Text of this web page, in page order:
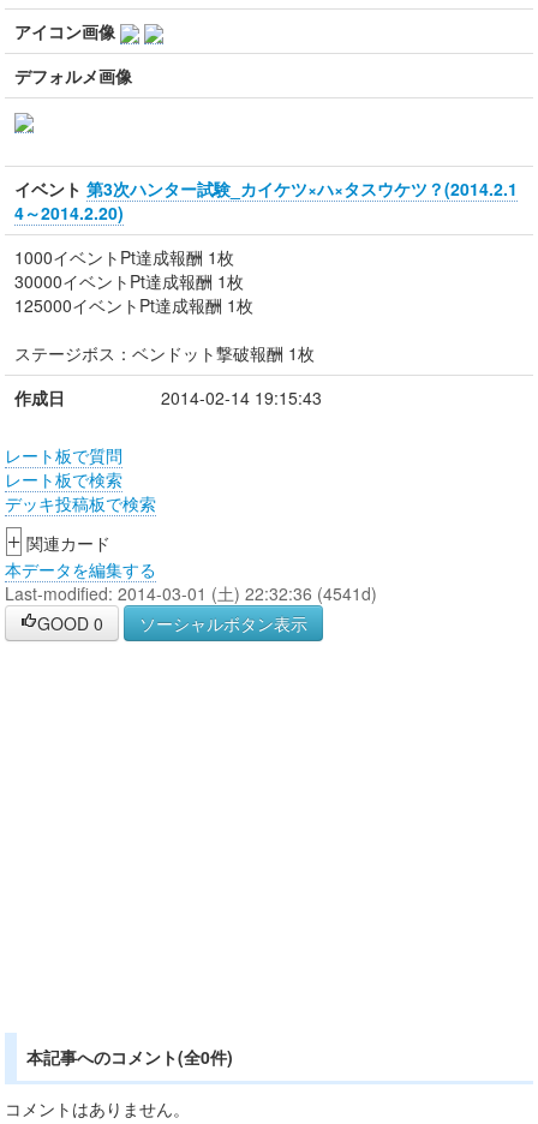
アイコン画像
デフォルメ画像
イベント 第3次ハンター試験_カイケツ×ハ×タスウケツ？(2014.2.1
4～2014.2.20)
1000イベントPt達成報酬 1枚
30000イベントPt達成報酬 1枚
125000イベントPt達成報酬 1枚
ステージボス：ベンドット撃破報酬 1枚
作成日
2014-02-14 19:15:43
レート板で質問
レート板で検索
デッキ投稿板で検索
+ 関連カード
本データを編集する
Last-modified: 2014-03-01 (土) 22:32:36 (4541d)
GOOD 0 ソーシャルボタン表示
本記事へのコメント(全0件)
コメントはありません。